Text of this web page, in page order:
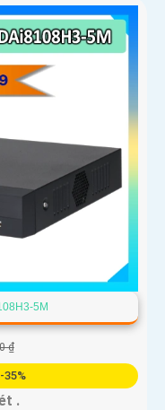
5M
₫
35%
.